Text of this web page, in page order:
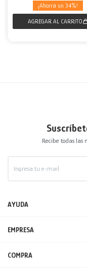
34
Recibe todas las
AYUDA
EMPRESA
COMPRA